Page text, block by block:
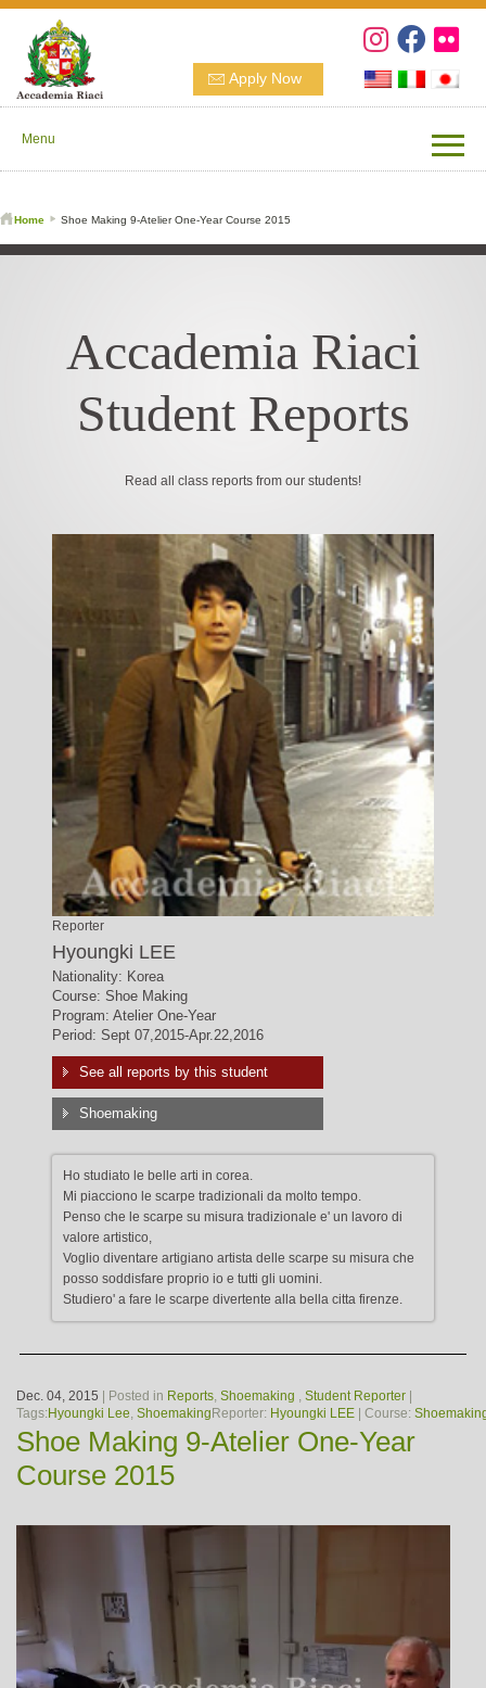
Apply Now
Menu
Home Shoe Making 9-Atelier One-Year Course 2015
Accademia Riaci
Student Reports
Read all class reports from our students!
Reporter
Hyoungki LEE
Nationality: Korea
Course: Shoe Making
Program: Atelier One-Year
Period: Sept 07,2015-Apr.22,2016
See all reports by this student
Shoemaking
Ho studiato le belle arti in corea.
Mi piacciono le scarpe tradizionali da molto tempo.
Penso che le scarpe su misura tradizionale e' un lavoro di
valore artistico,
Voglio diventare artigiano artista delle scarpe su misura che
posso soddisfare proprio io e tutti gli uomini.
Studiero' a fare le scarpe divertente alla bella citta firenze.
Dec. 04, 2015 | Posted in Reports, Shoemaking , Student Reporter
Tags: Hyoungki Lee, Shoemaking Reporter: Hyoungki LEE | Course:
Shoe Making 9-Atelier One-Year
Course 2015